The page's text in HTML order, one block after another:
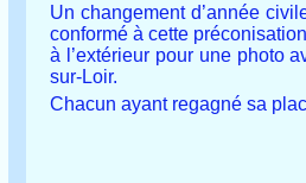
Un changement d’année
conformé à cette
à l’extérieur pour une photo
sur-Loir.
Chacun ayant regagné sa